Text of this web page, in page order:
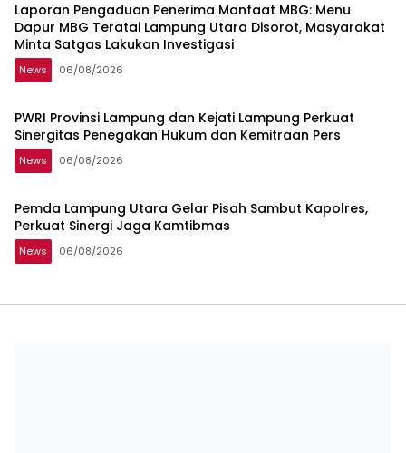
Laporan Pengaduan Penerima Manfaat MBG: Menu
Dapur MBG Teratai Lampung Utara Disorot, Masyarakat
Minta Satgas Lakukan Investigasi
News 06/08/2026
PWRI Provinsi Lampung dan Kejati Lampung Perkuat
Sinergitas Penegakan Hukum dan Kemitraan Pers
News 06/08/2026
Pemda Lampung Utara Gelar Pisah Sambut Kapolres,
Perkuat Sinergi Jaga Kamtibmas
News 06/08/2026